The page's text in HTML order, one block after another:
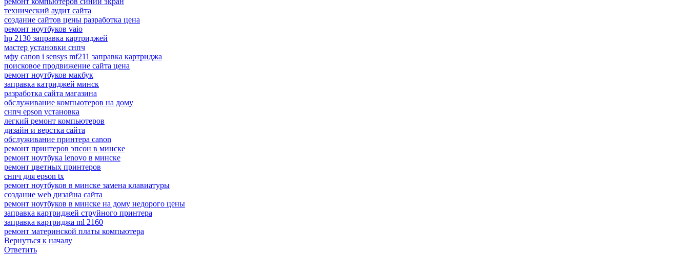
технический аудит сайта
создание сайтов цены разработка цена
ремонт ноутбуков vaio
hp 2130 заправка картриджей
мастер установки снпч
мфу canon i sensys mf211 заправка картриджа
поисковое продвижение сайта цена
ремонт ноутбуков макбук
заправка катриджей минск
разработка сайта магазина
обслуживание компьютеров на дому
снпч epson установка
легкий ремонт компьютеров
дизайн и верстка сайта
обслуживание принтера canon
ремонт принтеров эпсон в минске
ремонт ноутбука lenovo в минске
ремонт цветных принтеров
снпч для epson tx
ремонт ноутбуков в минске замена клавиатуры
создание web дизайна сайта
ремонт ноутбуков в минске на дому недорого цены
заправка картриджей струйного принтера
заправка картриджа ml 2160
ремонт материнской платы компьютера
Вернуться к началу
Ответить